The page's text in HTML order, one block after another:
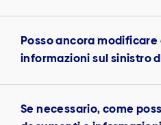
Posso ancora
informazioni sul sinistro
Se necessario, come